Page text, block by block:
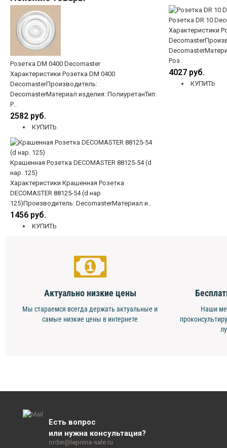
Розетка DM 0400 Decomaster
Характеристики Розетка DM 0400
DecomasterПроизводитель:
DecomasterМатериал изделия: ПолиуретанТип:
Р..
2582 руб.
КУПИТЬ
Розетка DR 10
Характеристики
Роз..
4027 руб.
КУПИТЬ
Крашенная Розетка DECOMASTER 88125-54 (d
нар. 125)
Характеристики Крашенная Розетка
DECOMASTER 88125-54 (d нар.
125)Производитель: DecomasterМатериал и..
1456 руб.
КУПИТЬ
Актуально низкие цены
Мы стараемся всегда держать актуальные и
самые низкие цены в интернете
Наши
Есть вопрос
или нужна консультация?
order@lepnina-sale.ru